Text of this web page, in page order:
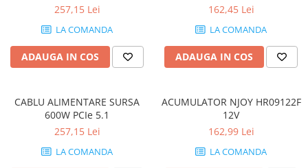
257,15 Lei
LA COMANDA
ADAUGA IN COS
162,45 Lei
LA COMANDA
ADAUGA IN COS
CABLU ALIMENTARE SURSA
600W PCIe 5.1
257,15 Lei
LA COMANDA
ACUMULATOR NJOY HR09122F
12V
162,99 Lei
LA COMANDA